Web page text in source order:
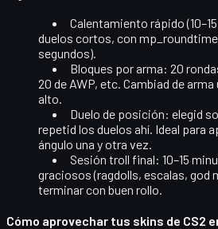
Calentamiento rápido
duelos cortos, con
segundos).
Bloques por arma: 20
20 de AWP, etc. Cambiad de
alto.
Duelo de posición: elegid
repetid los duelos ahí. Ideal para
ángulo una y otra vez.
Sesión troll final: 10–15
graciosos (ragdolls, escalas, god
terminar con buen rollo.
Cómo aprovechar tus skins de CS2